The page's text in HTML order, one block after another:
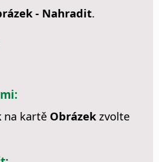
- Nahradit.
na kartě Obrázekzvolte